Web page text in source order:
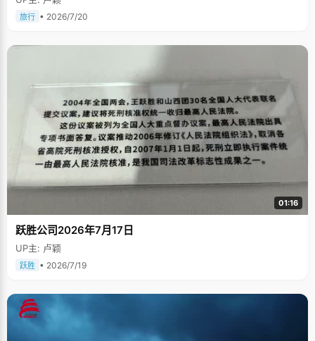
旅行 • 2026/7/20
01:16
跃胜公司2026年7月17日
UP主: 卢颖
跃胜 • 2026/7/19